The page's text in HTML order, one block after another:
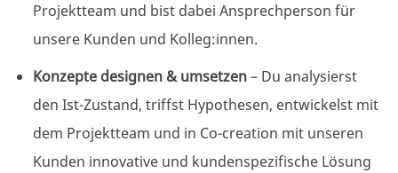
Projektteam und bist dabei Ansprechperson für
unsere Kunden und Kolleg:innen.
Konzepte designen & umsetzen– Du analysierst
den Ist-Zustand, triffst Hypothesen, entwickelst mit
dem Projektteam und in Co-creation mit unseren
Kunden innovative und kundenspezifische Lösung